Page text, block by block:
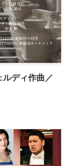
ルディ作曲／